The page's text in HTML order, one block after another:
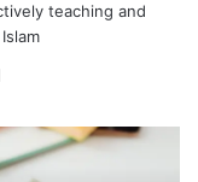
teaching and